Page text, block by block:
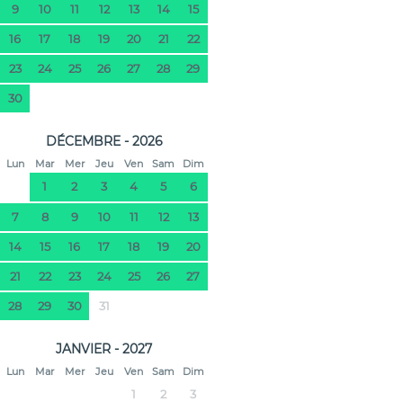
9 10 11 12 13 14 15
16 17 18 19 20 21 22
23 24 25 26 27 28 29
30
DÉCEMBRE - 2026
Lun Mar Mer Jeu Ven Sam Dim
1 2 3 4 5 6
7 8 9 10 11 12 13
14 15 16 17 18 19 20
21 22 23 24 25 26 27
28 29 30 31
JANVIER - 2027
Lun Mar Mer Jeu Ven Sam Dim
1 2 3